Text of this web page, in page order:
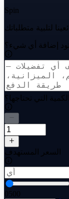
Spin
إضافة أي شيء؟
التي تحتاجها؟
السعر المستهدف
0500